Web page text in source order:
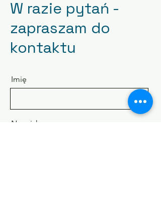
W razie pytań -
zapraszam do
kontaktu
Imię
Nazwisko